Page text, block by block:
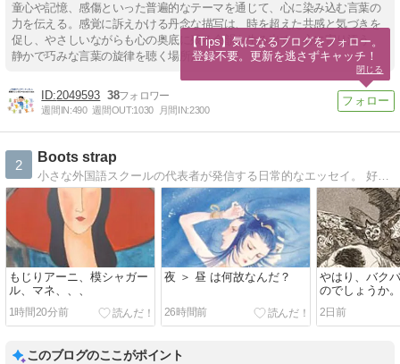
童心や記憶、感傷といった普遍的なテーマを通じて、心に染み込む言葉の
力を伝える。感覚に訴えかける丹念な描写は、時を超えた共感と気づきを
促し、やさしいながらも心の奥底に残る余韻を生み出す。心に寄り添う、
静かで巧みな言葉の旋律を聴く場所だ。
2049593 38
週間IN:490 週間OUT:1030 月間IN:2300
2
Boots strap
小さな外国語スクールの代表者が発信する日常的なエッセイ。 好奇心と知性的な笑いを心がけている。
もじりアーニ、模シャガー
ル、マネ、、、
1時間20分前
夜 ＞ 昼 は何故なんだ？
26時間前
やはり、バク
のでしょうか。
2日前
このブログのここがポイント
【Tips】気になるブログをフォロー。
登録不要。更新を逃さずキャッチ！
閉じる